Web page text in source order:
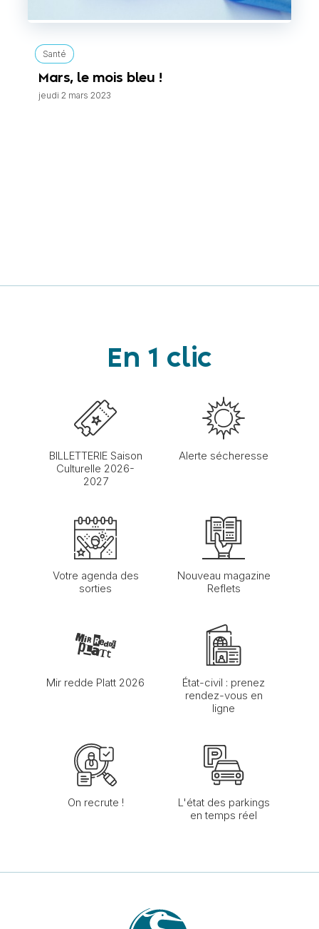
Santé
Mars, le mois bleu !
jeudi 2 mars 2023
En 1 clic
BILLETTERIE Saison
Culturelle 2026-
2027
Alerte sécheresse
Votre agenda des
sorties
Nouveau magazine
Reflets
Mir redde Platt 2026
État-civil : prenez
rendez-vous en
ligne
On recrute !
L'état des parkings
en temps réel